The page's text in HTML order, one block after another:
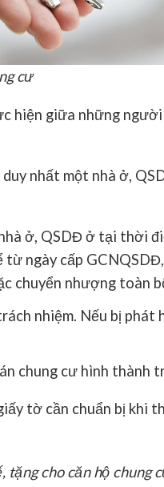
cư
hiện giữa những
nhất một nhà ở,
ở, QSDĐ ở tại thời
ngày cấp
chuyển nhượng toàn
nhiệm. Nếu bị
chung cư hình thành
tờ cần chuẩn bị khi
cho căn hộ chung